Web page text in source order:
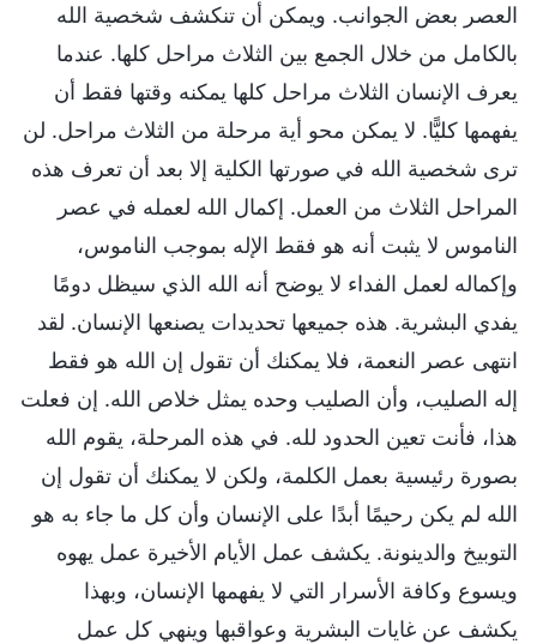
العصر بعض الجوانب. ويمكن أن تنكشف شخصية الله
بالكامل من خلال الجمع بين الثلاث مراحل كلها. عندما
يعرف الإنسان الثلاث مراحل كلها يمكنه وقتها فقط أن
يفهمها كليًّا. لا يمكن محو أية مرحلة من الثلاث مراحل. لن
ترى شخصية الله في صورتها الكلية إلا بعد أن تعرف هذه
المراحل الثلاث من العمل. إكمال الله لعمله في عصر
الناموس لا يثبت أنه هو فقط الإله بموجب الناموس،
وإكماله لعمل الفداء لا يوضح أنه الله الذي سيظل دومًا
يفدي البشرية. هذه جميعها تحديدات يصنعها الإنسان. لقد
انتهى عصر النعمة، فلا يمكنك أن تقول إن الله هو فقط
إله الصليب، وأن الصليب وحده يمثل خلاص الله. إن فعلت
هذا، فأنت تعين الحدود لله. في هذه المرحلة، يقوم الله
بصورة رئيسية بعمل الكلمة، ولكن لا يمكنك أن تقول إن
الله لم يكن رحيمًا أبدًا على الإنسان وأن كل ما جاء به هو
التوبيخ والدينونة. يكشف عمل الأيام الأخيرة عمل يهوه
ويسوع وكافة الأسرار التي لا يفهمها الإنسان، وبهذا
يكشف عن غايات البشرية وعواقبها وينهي كل عمل